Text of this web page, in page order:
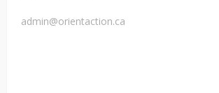
admin@orientaction.ca